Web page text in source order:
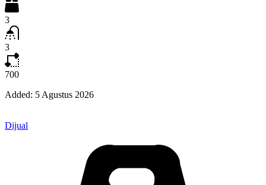
3
3
700
Added: 5 Agustus 2026
Dijual